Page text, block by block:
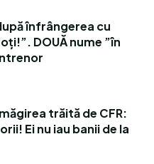
înfrângerea cu
DOUĂ nume ”în
trăită de CFR:
Ei nu iau banii de la